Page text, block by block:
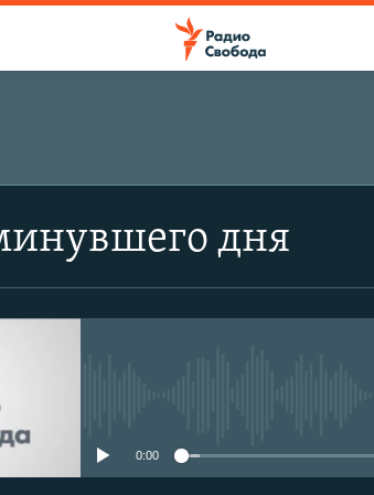
дня
0:00